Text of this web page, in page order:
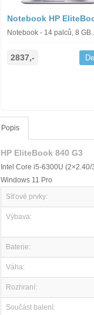
Notebook HP
Notebook - 14 palců, 8
2837,-
Popis
HP EliteBook 840 G3
Intel Core i5-6300U
Windows 11 Pro
Síťové prvky:
Výbava:
Baterie:
Váha:
Rozhraní:
Součást balení: